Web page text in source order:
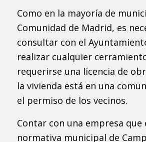
Como en la mayoría de
Comunidad de Madrid, es
consultar con el
realizar cualquier
requerirse una licencia de
la vivienda está en una
el permiso de los vecinos.
Contar con una empresa que
normativa municipal de